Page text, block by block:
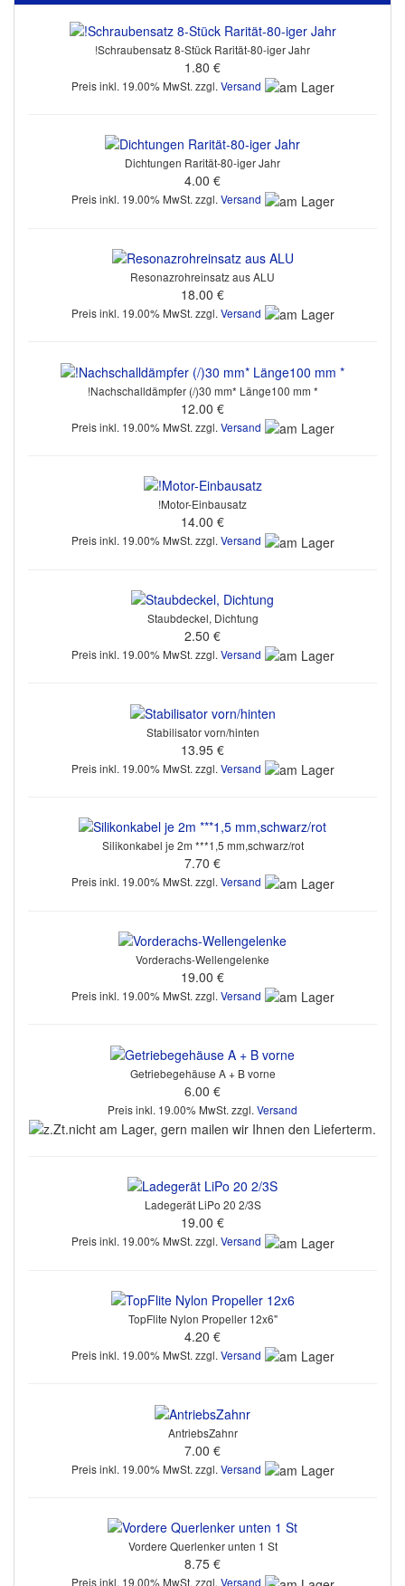
!Schraubensatz 8-Stück Rarität-80-iger Jahr
1.80 €
Preis inkl. 19.00% MwSt. zzgl. Versand
Dichtungen Rarität-80-iger Jahr
4.00 €
Preis inkl. 19.00% MwSt. zzgl. Versand
Resonazrohreinsatz aus ALU
18.00 €
Preis inkl. 19.00% MwSt. zzgl. Versand
!Nachschalldämpfer (/)30 mm* Länge100 mm *
12.00 €
Preis inkl. 19.00% MwSt. zzgl. Versand
!Motor-Einbausatz
14.00 €
Preis inkl. 19.00% MwSt. zzgl. Versand
Staubdeckel, Dichtung
2.50 €
Preis inkl. 19.00% MwSt. zzgl. Versand
Stabilisator vorn/hinten
13.95 €
Preis inkl. 19.00% MwSt. zzgl. Versand
Silikonkabel je 2m ***1,5 mm,schwarz/rot
7.70 €
Preis inkl. 19.00% MwSt. zzgl. Versand
Vorderachs-Wellengelenke
19.00 €
Preis inkl. 19.00% MwSt. zzgl. Versand
Getriebegehäuse A + B vorne
6.00 €
Preis inkl. 19.00% MwSt. zzgl. Versand
Ladegerät LiPo 20 2/3S
19.00 €
Preis inkl. 19.00% MwSt. zzgl. Versand
TopFlite Nylon Propeller 12x6"
4.20 €
Preis inkl. 19.00% MwSt. zzgl. Versand
AntriebsZahnr
7.00 €
Preis inkl. 19.00% MwSt. zzgl. Versand
Vordere Querlenker unten 1 St
8.75 €
Preis inkl. 19.00% MwSt. zzgl. Versand